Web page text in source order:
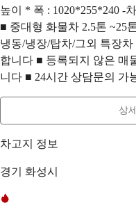
높이 * 폭 : 1020*255*240 -
■ 중대형 화물차 2.5톤 ~25
냉동/냉장/탑차/그외 특장
합니다 ■ 등록되지 않은 매
니다 ■ 24시간 상담문의 가
상
차고지 정보
경기 화성시